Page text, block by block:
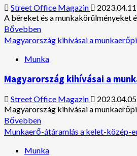
munkaerőpiacon
Street Office Magazin
A béreket és a
BővebbenRead
more
about
A
béreket
és
a
munkakörülményeket
érintő
változtatások
Magyarországon
Magyarország kihívásai a
Munka
Magyarország kihívásai a
Street Office Magazin
Magyarország kihívásai a
BővebbenRead
more
about
Magyarország
Munkaerő-átáramlás a kelet-közép-
Munka